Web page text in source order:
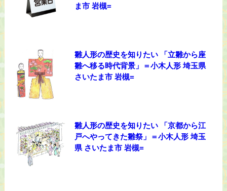
ま市 岩槻=
雛人形の歴史を知りたい 「立雛から座
雛へ移る時代背景」＝小木人形 埼玉県
さいたま市 岩槻=
雛人形の歴史を知りたい 「京都から江
戸へやってきた雛祭」＝小木人形 埼玉
県 さいたま市 岩槻=